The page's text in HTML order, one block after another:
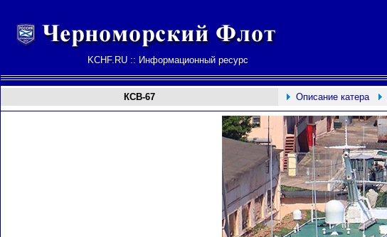
KCHF.RU :: Информационный ресурс
КСВ-67 Описание катера